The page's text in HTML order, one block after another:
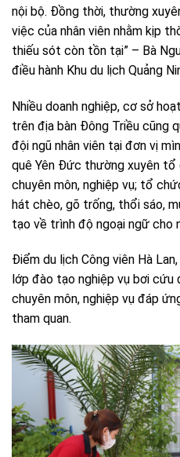
nội bộ. Đồng thời, thường
việc của nhân viên nhằm kịp
thiếu sót còn tồn tại” – Bà
điều hành Khu du lịch Quảng
Nhiều doanh nghiệp, cơ sở
trên địa bàn Đông Triều cũng
đội ngũ nhân viên tại đơn vị
quê Yên Đức thường xuyên
chuyên môn, nghiệp vụ; tổ
hát chèo, gõ trống, thổi sáo,
tạo về trình độ ngoại ngữ cho
Điểm du lịch Công viên Hà
lớp đào tạo nghiệp vụ bơi
chuyên môn, nghiệp vụ đáp
tham quan.